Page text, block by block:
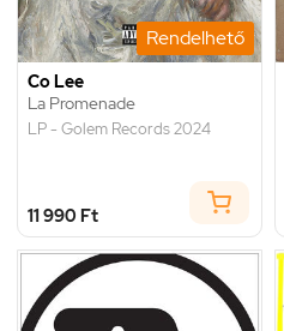
Rendelhető
Co Lee
La Promenade
LP - Golem Records 2024
11 990 Ft